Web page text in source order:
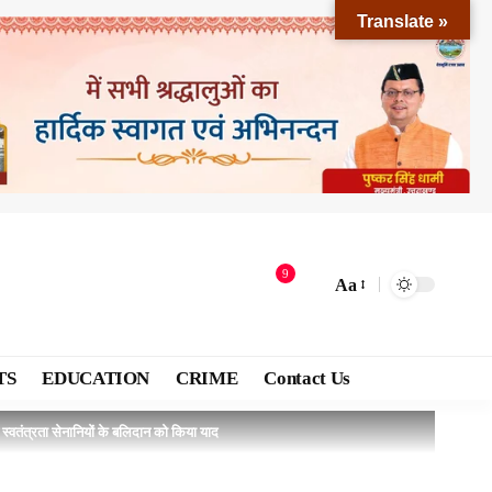
9
Aa
EDUCATION CRIME Contact Us
सेनानियों के बलिदान को किया याद
Translate »